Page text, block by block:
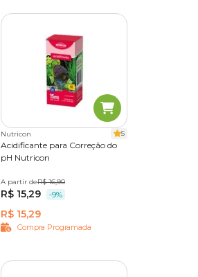
Nutricon 5
Acidificante para Correção do
pH Nutricon
15 ml
A partir deR$ 16,90
R$ 15,29 -9%
R$ 15,29
Compra Programada